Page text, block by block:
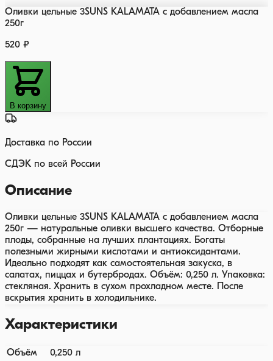
Оливки цельные 3SUNS KALAMATA с добавлением масла
250г
520 ₽
В корзину
Доставка по России
СДЭК по всей России
Описание
Оливки цельные 3SUNS KALAMATA с добавлением масла
250г — натуральные оливки высшего качества. Отборные
плоды, собранные на лучших плантациях. Богаты
полезными жирными кислотами и антиоксидантами.
Идеально подходят как самостоятельная закуска, в
салатах, пиццах и бутербродах. Объём: 0,250 л. Упаковка:
стекляная. Хранить в сухом прохладном месте. После
вскрытия хранить в холодильнике.
Характеристики
Объём
0,250 л